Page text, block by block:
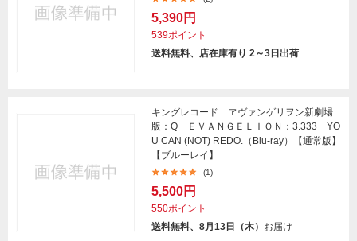
5,390円
539ポイント
送料無料、店在庫有り 2～3日出荷
キングレコード ヱヴァンゲリヲン新劇場
版：Q ＥＶＡＮＧＥＬＩＯＮ：3.333 YO
U CAN (NOT) REDO.（Blu-ray）【通常版】
【ブルーレイ】
(1)
5,500円
550ポイント
送料無料、8月13日（木） お届け